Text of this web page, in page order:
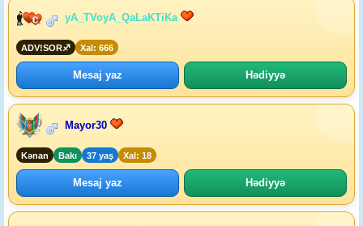
yA_TVoyA_QaLaKTiKa
ADV!SOR♐ Xal: 666
Mesaj yaz Hədiyyə
Mayor30
Kənan Bakı 37 yaş Xal: 18
Mesaj yaz Hədiyyə